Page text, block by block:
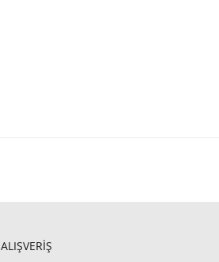
ALIŞVERİŞ